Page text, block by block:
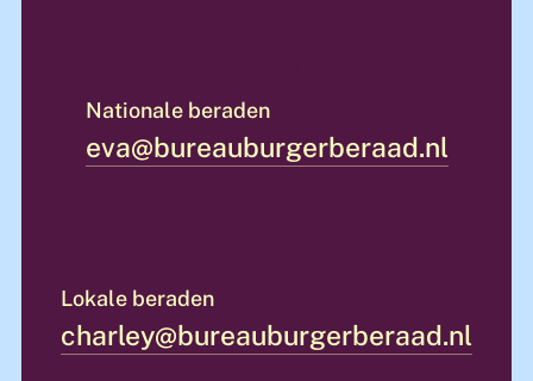
Nationale beraden
eva@bureauburgerberaad.nl
Lokale beraden
charley@bureauburgerberaad.nl